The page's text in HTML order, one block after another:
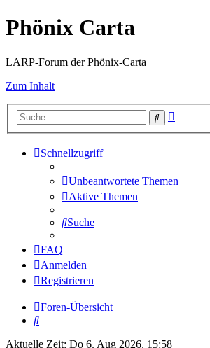
Phönix Carta
LARP-Forum der Phönix-Carta
Zum Inhalt
Suche
Schnellzugriff
Unbeantwortete Themen
Aktive Themen
Suche
FAQ
Anmelden
Registrieren
Foren-Übersicht
Suche
Aktuelle Zeit: Do 6. Aug 2026, 15:58